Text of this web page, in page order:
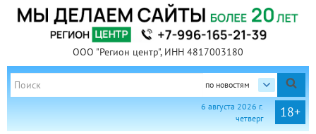
ООО "Регион центр", ИНН 4817003180
по новостям
18+
6 августа 2026 г.
четверг